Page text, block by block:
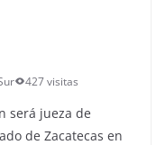
427 visitas
será jueza de
de Zacatecas en